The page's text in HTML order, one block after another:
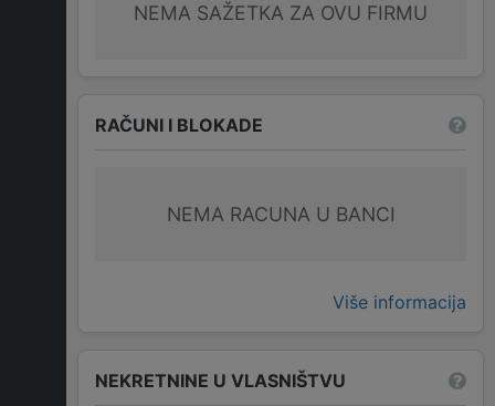
NEMA SAŽETKA ZA OVU FIRMU
RAČUNI I BLOKADE
NEMA RACUNA U BANCI
Više informacija
NEKRETNINE U VLASNIŠTVU